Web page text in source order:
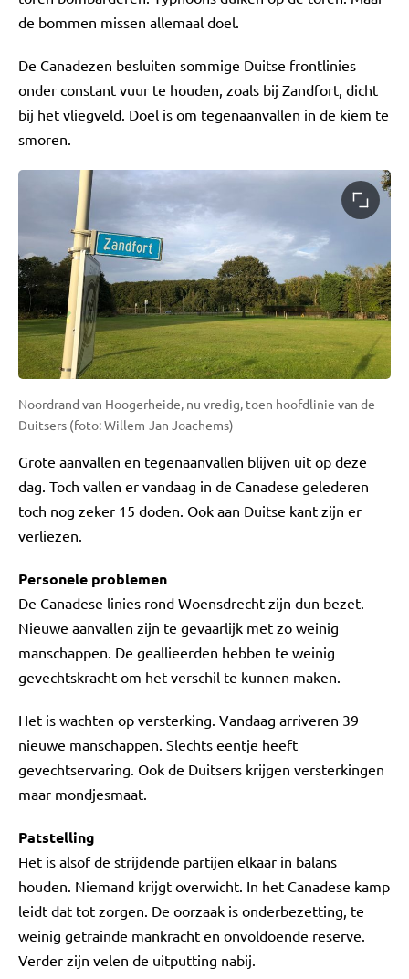
de bommen missen allemaal doel.
De Canadezen besluiten sommige Duitse frontlinies
onder constant vuur te houden, zoals bij Zandfort, dicht
bij het vliegveld. Doel is om tegenaanvallen in de kiem te
smoren.
Noordrand van Hoogerheide, nu vredig, toen hoofdlinie van de
Duitsers (foto: Willem-Jan Joachems)
Grote aanvallen en tegenaanvallen blijven uit op deze
dag. Toch vallen er vandaag in de Canadese gelederen
toch nog zeker 15 doden. Ook aan Duitse kant zijn er
verliezen.
Personele problemen
De Canadese linies rond Woensdrecht zijn dun bezet.
Nieuwe aanvallen zijn te gevaarlijk met zo weinig
manschappen. De geallieerden hebben te weinig
gevechtskracht om het verschil te kunnen maken.
Het is wachten op versterking. Vandaag arriveren 39
nieuwe manschappen. Slechts eentje heeft
gevechtservaring. Ook de Duitsers krijgen versterkingen
maar mondjesmaat.
Patstelling
Het is alsof de strijdende partijen elkaar in balans
houden. Niemand krijgt overwicht. In het Canadese kamp
leidt dat tot zorgen. De oorzaak is onderbezetting, te
weinig getrainde mankracht en onvoldoende reserve.
Verder zijn velen de uitputting nabij.